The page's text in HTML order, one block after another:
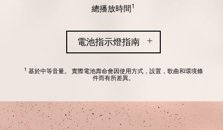
總播放時間1
電池指示燈指南
1 基於中等音量。 實際電池壽命會因使用方式，設置，歌曲和環境條
件而有所差異。